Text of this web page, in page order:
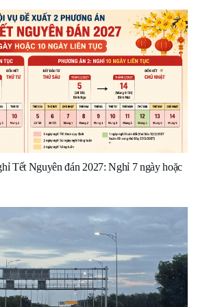
Tết Nguyên đán 2027: Nghỉ 7 ngày hoặc